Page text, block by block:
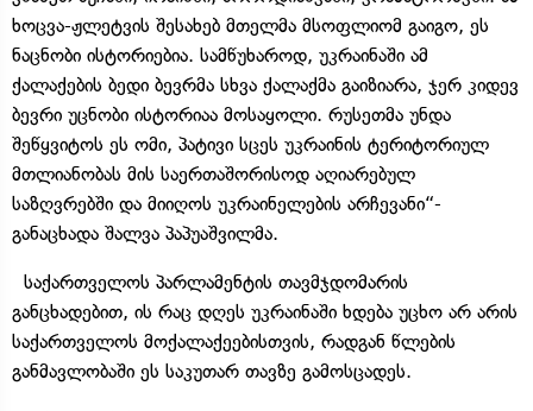
ხოცვა-ჟლეტვის შესახებ მთელმა მსოფლიომ გაიგო, ეს
ნაცნობი ისტორიებია. სამწუხაროდ, უკრაინაში ამ
ქალაქების ბედი ბევრმა სხვა ქალაქმა გაიზიარა, ჯერ კიდევ
ბევრი უცნობი ისტორიაა მოსაყოლი. რუსეთმა უნდა
შეწყვიტოს ეს ომი, პატივი სცეს უკრაინის ტერიტორიულ
მთლიანობას მის საერთაშორისოდ აღიარებულ
საზღვრებში და მიიღოს უკრაინელების არჩევანი“-
განაცხადა შალვა პაპუაშვილმა.
საქართველოს პარლამენტის თავმჯდომარის
განცხადებით, ის რაც დღეს უკრაინაში ხდება უცხო არ არის
საქართველოს მოქალაქეებისთვის, რადგან წლების
განმავლობაში ეს საკუთარ თავზე გამოსცადეს.